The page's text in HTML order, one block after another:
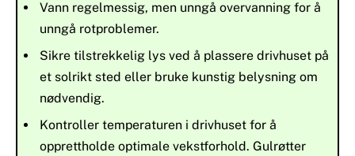
Vann regelmessig, men unngå overvanning for å
unngå rotproblemer.
Sikre tilstrekkelig lys ved å plassere drivhuset på
et solrikt sted eller bruke kunstig belysning om
nødvendig.
Kontroller temperaturen i drivhuset for å
opprettholde optimale vekstforhold. Gulrøtter